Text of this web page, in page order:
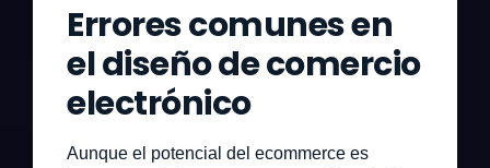
Errores comunes en
el diseño de comercio
electrónico
Aunque el potencial del ecommerce es